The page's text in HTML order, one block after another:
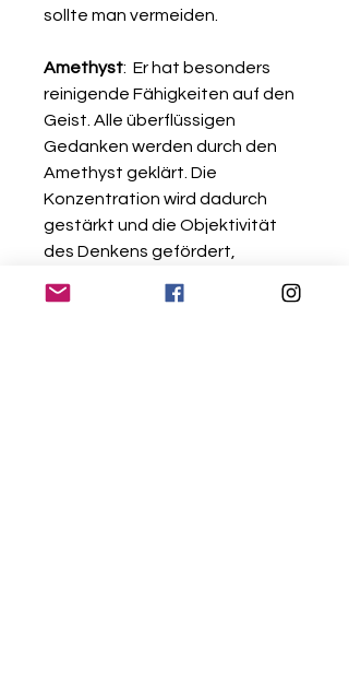
sollte man vermeiden.
Amethyst: Er hat besonders
reinigende Fähigkeiten auf den
Geist. Alle überflüssigen
Gedanken werden durch den
Amethyst geklärt. Die
Konzentration wird dadurch
gestärkt und die Objektivität
des Denkens gefördert,
schneller gefällt werden können.